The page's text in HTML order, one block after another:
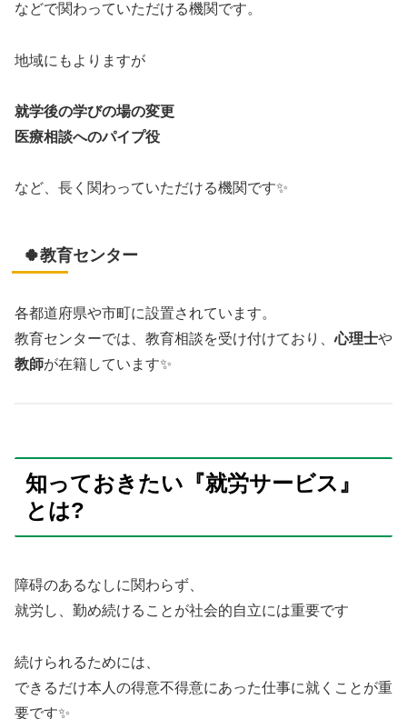
などで関わっていただける機関です。
地域にもよりますが
就学後の学びの場の変更
医療相談へのパイプ役
など、長く関わっていただける機関です✨
🍀教育センター
各都道府県や市町に設置されています。
教育センターでは、教育相談を受け付けており、心理士や
教師が在籍しています✨
知っておきたい『就労サービス』
とは?
障碍のあるなしに関わらず、
就労し、勤め続けることが社会的自立には重要です
続けられるためには、
できるだけ本人の得意不得意にあった仕事に就くことが重
要です✨